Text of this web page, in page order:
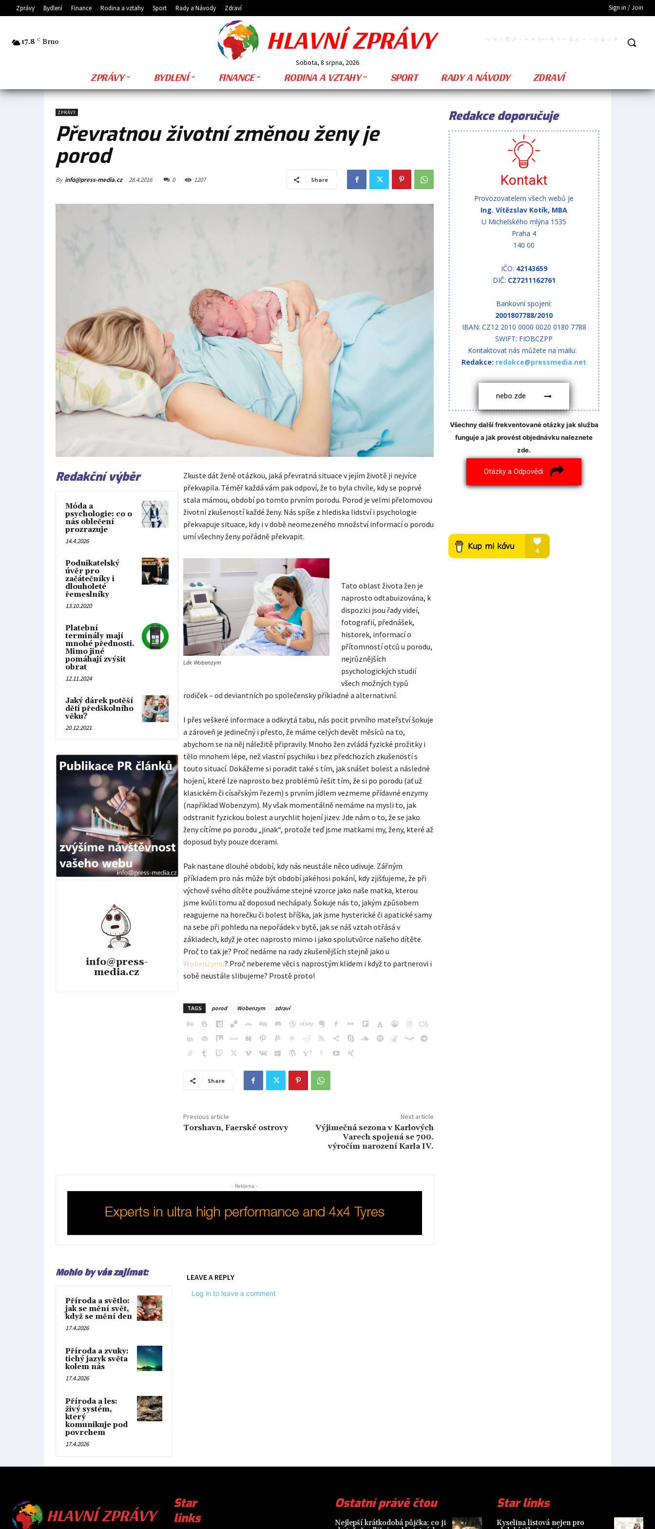
Zprávy Bydlení Finance Rodina a vztahy Sport Rady a Návody Zdraví Sign in / Join
17.8 C Brno HLAVNÍ ZPRÁVY
Sobota, 8 srpna, 2026
ZPRÁVY BYDLENÍ FINANCE RODINA A VZTAHY SPORT RADY A NÁVODY ZDRAVÍ
ZPRÁVY
Převratnou životní změnou ženy je
porod
By info@press-media.cz 28.4.2016 0 1207 Share
Redakční výběr
Móda a
psychologie: co o
nás oblečení
prozrazuje
14.4.2026
Podnikatelský
úvěr pro
začátečníky i
dlouholeté
řemeslníky
13.10.2020
Platební
terminály mají
mnohé přednosti.
Mimo jiné
pomáhají zvýšit
obrat
12.11.2024
Jaký dárek potěší
děti předškolního
věku?
20.12.2021
info@press-
media.cz
Zkuste dát ženě otázkou, jaká převratná situace v jejím životě ji nejvíce
překvapila. Téměř každá vám pak odpoví, že to byla chvíle, kdy se poprvé
stala mámou, období po tomto prvním porodu. Porod je velmi přelomovou
životní zkušeností každé ženy. Nás spíše z hlediska lidství i psychologie
překvapuje situace, kdy i v době neomezeného množství informací o porodu
umí všechny ženy pořádně překvapit.
Lék Wobenzym
Tato oblast života žen je
naprosto odtabuizována, k
dispozici jsou řady videí,
fotografií, přednášek,
historek, informací o
přítomností otců u porodu,
nejrůznějších
psychologických studií
všech možných typů
rodiček – od deviantních po společensky příkladné a alternativní.
I přes veškeré informace a odkrytá tabu, nás pocit prvního mateřství šokuje
a zároveň je jedinečný i přesto, že máme celých devět měsíců na to,
abychom se na něj náležitě připravily. Mnoho žen zvládá fyzické prožitky i
tělo mnohem lépe, než vlastní psychiku i bez předchozích zkušeností s
touto situací. Dokážeme si poradit také s tím, jak snášet bolest a následné
hojení, které lze naprosto bez problémů řešit tím, že si po porodu (ať už
klasickém či císařským řezem) s prvním jídlem vezmeme přídavné enzymy
(například Wobenzym). My však momentálně nemáme na mysli to, jak
odstranit fyzickou bolest a urychlit hojení jizev. Jde nám o to, že se jako
ženy cítíme po porodu „jinak“, protože teď jsme matkami my, ženy, které až
doposud byly pouze dcerami.
Pak nastane dlouhé období, kdy nás neustále něco udivuje. Zářným
příkladem pro nás může být období jakéhosi pokání, kdy zjišťujeme, že při
výchově svého dítěte používáme stejné vzorce jako naše matka, kterou
jsme kvůli tomu až doposud nechápaly. Šokuje nás to, jakým způsobem
reagujeme na horečku či bolest bříška, jak jsme hysterické či apatické samy
na sebe při pohledu na nepořádek v bytě, jak se náš vztah otřásá v
základech, když je otec naprosto mimo i jako spolutvůrce našeho dítěte.
Proč to tak je? Proč nedáme na rady zkušenějších stejně jako u
Wobenzymu? Proč nebereme věci s naprostým klidem i když to partnerovi i
sobě neustále slibujeme? Prostě proto!
TAGS porod Wobenzym zdraví
Share
Previous article
Torshavn, Faerské ostrovy
Next article
Výjimečná sezona v Karlových
Varech spojená se 700.
výročím narození Karla IV.
- Reklama -
Mohlo by vás zajímat:
Příroda a světlo:
jak se mění svět,
když se mění den
17.4.2026
Příroda a zvuky:
tichý jazyk světa
kolem nás
17.4.2026
Příroda a les:
živý systém,
který
komunikuje pod
povrchem
17.4.2026
LEAVE A REPLY
Log in to leave a comment
Redakce doporučuje
Kontakt
Provozovatelem všech webů je
Ing. Vítězslav Kotík, MBA
U Michelského mlýna 1535
Praha 4
140 00
IČO: 42143659
DIČ: CZ7211162761
Bankovní spojení:
2001807788/2010
IBAN: CZ12 2010 0000 0020 0180 7788
SWIFT: FIOBCZPP
Kontaktovat nás můžete na mailu:
Redakce: redakce@pressmedia.net
nebo zde
Všechny další frekventované otázky jak služba
funguje a jak provést objednávku naleznete
zde.
Otázky a Odpovědi
HLAVNÍ ZPRÁVY
Star
links
Ostatní právě čtou
Nejlepší krátkodobá půjčka: co ji
Star links
Kyselina listová nejen pro